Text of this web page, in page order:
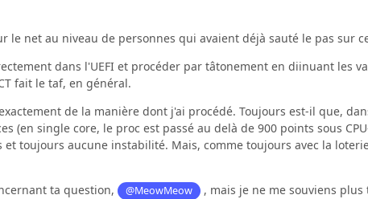
le net au niveau de personnes qui avaient déjà sauté le pas sur
dans l'UEFI et procéder par tâtonement en diinuant les
fait le taf, en général.
de la manière dont j'ai procédé. Toujours est-il que,
(en single core, le proc est passé au delà de 900 points sous
toujours aucune instabilité. Mais, comme toujours avec la
ta question, @MeowMeow
, mais je ne me souviens